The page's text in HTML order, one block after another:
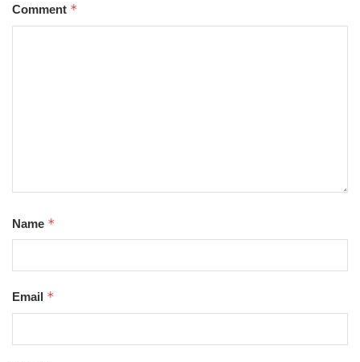
Comment *
Name *
Email *